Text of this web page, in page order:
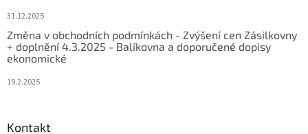
31.12.2025
Změna v obchodních podmínkách - Zvýšení cen Zásilkovny
+ doplnění 4.3.2025 - Balíkovna a doporučené dopisy
ekonomické
19.2.2025
Kontakt